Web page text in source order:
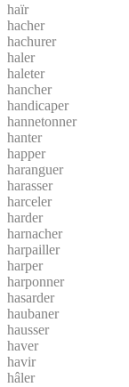
haïr
hacher
hachurer
haler
haleter
hancher
handicaper
hannetonner
hanter
happer
haranguer
harasser
harceler
harder
harnacher
harpailler
harper
harponner
hasarder
haubaner
hausser
haver
havir
hâler